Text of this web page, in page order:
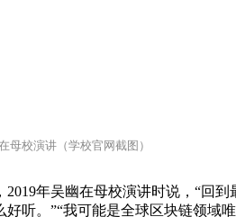
母校演讲（学校官网截图）
年吴幽在母校演讲时说，“回
听。”“我可能是全球区块链领域